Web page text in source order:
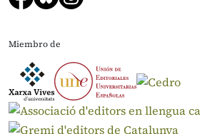
Miembro de